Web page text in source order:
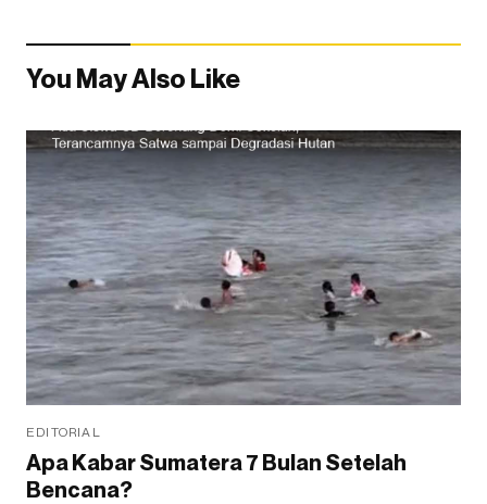
You May Also Like
EDITORIAL
Apa Kabar Sumatera 7 Bulan Setelah
Bencana?